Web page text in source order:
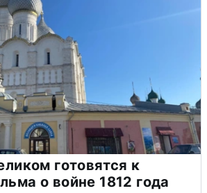
готовятся к
о войне 1812 года